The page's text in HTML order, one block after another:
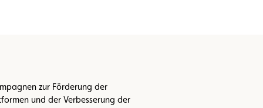
zur Förderung der
und der Verbesserung der